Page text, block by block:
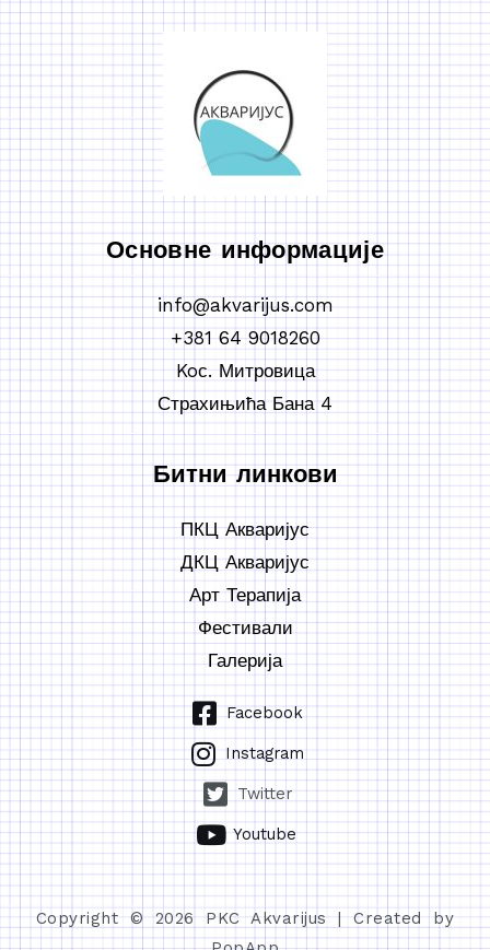
Основне информације
info@akvarijus.com
+381 64 9018260
Koс. Митровица
Страхињића Бана 4
Битни линкови
ПКЦ Акваријус
ДКЦ Акваријус
Арт Терапија
Фестивали
Галерија
Facebook
Instagram
Twitter
Youtube
Copyright © 2026 PKC Akvarijus | Created by